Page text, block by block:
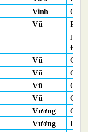
Vinh
Vũ
Phó
pháp
Đặc
Vũ
Vũ
Vũ
Vũ
Vương
Vương
Phó